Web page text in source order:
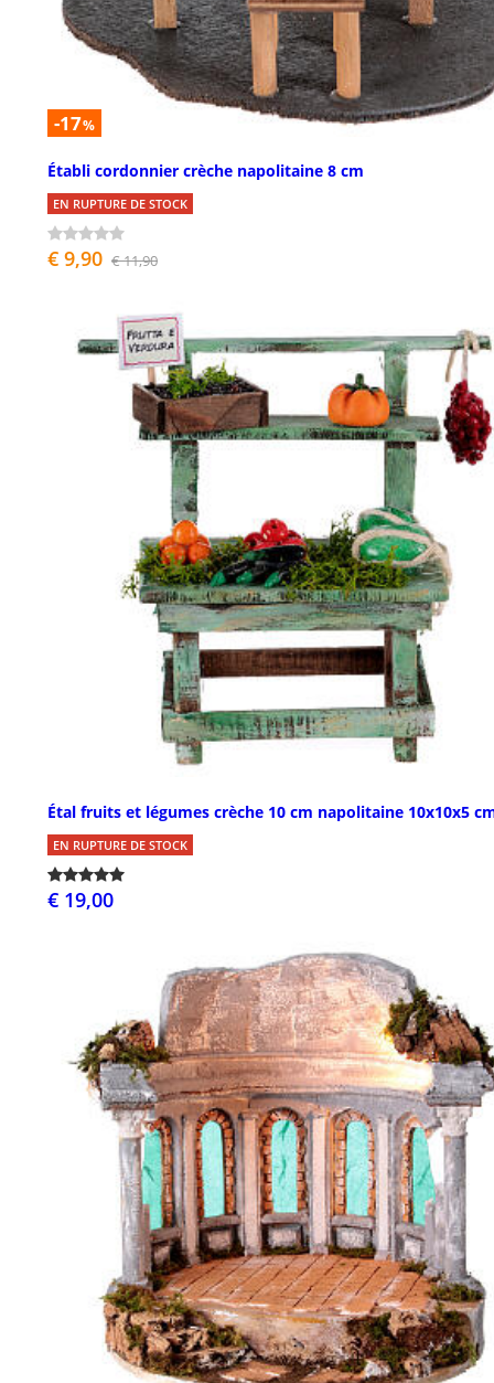
-17%
Établi cordonnier crèche napolitaine 8 cm
EN RUPTURE DE STOCK
€ 9,90 € 11,90
Étal fruits et légumes crèche 10 cm napolitaine 10x10x5
EN RUPTURE DE STOCK
€ 19,00